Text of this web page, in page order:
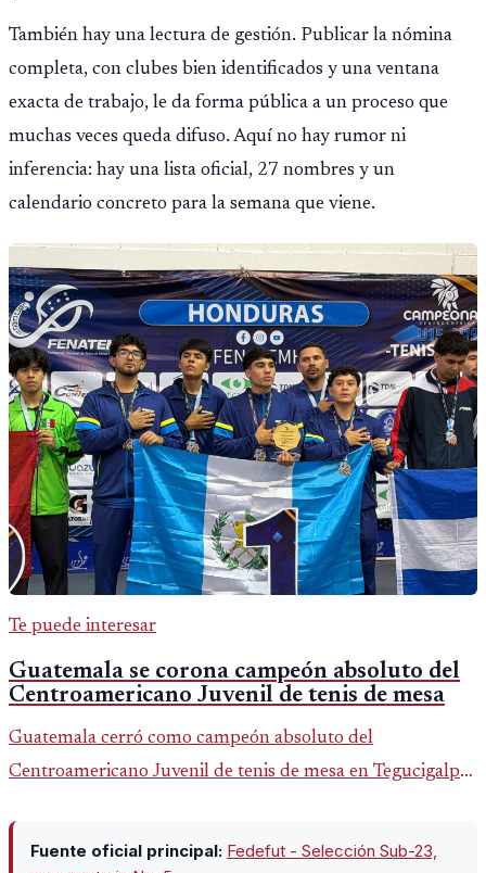
También hay una lectura de gestión. Publicar la nómina
completa, con clubes bien identificados y una ventana
exacta de trabajo, le da forma pública a un proceso que
muchas veces queda difuso. Aquí no hay rumor ni
inferencia: hay una lista oficial, 27 nombres y un
calendario concreto para la semana que viene.
Te puede interesar
Guatemala se corona campeón absoluto del
Centroamericano Juvenil de tenis de mesa
Guatemala cerró como campeón absoluto del
Centroamericano Juvenil de tenis de mesa en Tegucigalpa
difundida por CDAG.
Fuente oficial principal: Fedefut - Selección Sub-23,